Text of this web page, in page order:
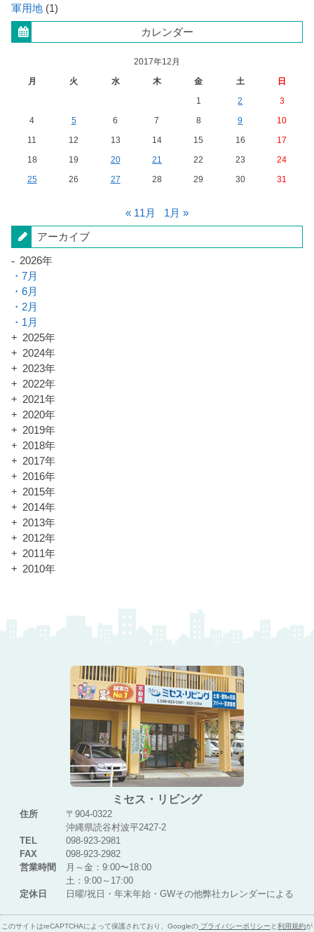
軍用地 (1)
カレンダー
2017年12月
月
火 水 木 金 土
日
1
2
3
4
5 6 7 8 9
10
11
12 13 14 15 16
17
18
19 20 21 22 23
24
25
26 27 28 29 30 31
« 11月 1月 »
アーカイブ
2026年
7月
6月
2月
1月
2025年
2024年
2023年
2022年
2021年
2020年
2019年
2018年
2017年
2016年
2015年
2014年
2013年
2012年
2011年
2010年
ミセス・リビング
住所
〒904-0322
沖縄県読谷村波平2427-2
TEL
098-923-2981
FAX
098-923-2982
営業時間
月～金：9:00〜18:00
土：9:00～17:00
定休日
日曜/祝日・年末年始・GWその他弊社カレンダーによる
このサイトはreCAPTCHAによって保護されており、Googleの プライバシーポリシーと利用規約が